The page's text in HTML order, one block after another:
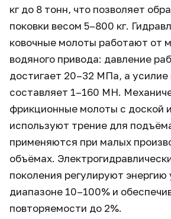
кг до 8 тонн, что позволяет
поковки весом 5–800 кг.
ковочные молоты работают от
водяного привода: давление
достигает 20–32 МПа, а
составляет 1–160 МН.
фрикционные молоты с доской
используют трение для
применяются при малых
объёмах.
поколения регулируют энергию
диапазоне 10–100% и
повторяемости до 2%.